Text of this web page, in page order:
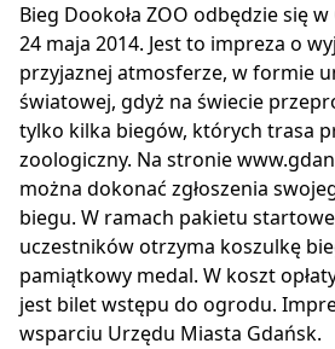
Bieg Dookoła ZOO odbędzie się
24 maja 2014. Jest to impreza o
przyjaznej atmosferze, w formie
światowej, gdyż na świecie
tylko kilka biegów, których trasa
zoologiczny. Na stronie
można dokonać zgłoszenia
biegu. W ramach pakietu
uczestników otrzyma koszulkę
pamiątkowy medal. W koszt
jest bilet wstępu do ogrodu.
wsparciu Urzędu Miasta Gdańsk.